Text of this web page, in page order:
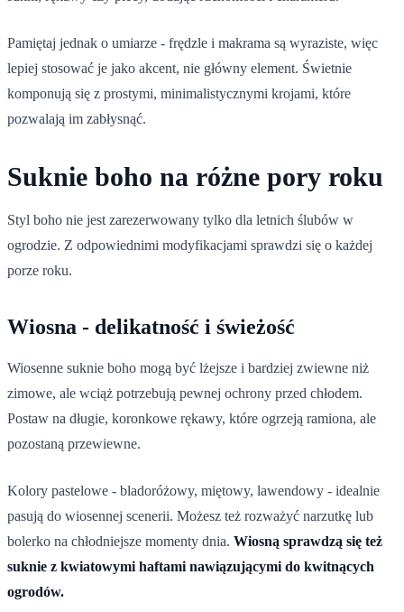
Pamiętaj jednak o umiarze - frędzle i makrama są wyraziste, więc
lepiej stosować je jako akcent, nie główny element. Świetnie
komponują się z prostymi, minimalistycznymi krojami, które
pozwalają im zabłysnąć.
Suknie boho na różne pory roku
Styl boho nie jest zarezerwowany tylko dla letnich ślubów w
ogrodzie. Z odpowiednimi modyfikacjami sprawdzi się o każdej
porze roku.
Wiosna - delikatność i świeżość
Wiosenne suknie boho mogą być lżejsze i bardziej zwiewne niż
zimowe, ale wciąż potrzebują pewnej ochrony przed chłodem.
Postaw na długie, koronkowe rękawy, które ogrzeją ramiona, ale
pozostaną przewiewne.
Kolory pastelowe - bladoróżowy, miętowy, lawendowy - idealnie
pasują do wiosennej scenerii. Możesz też rozważyć narzutkę lub
bolerko na chłodniejsze momenty dnia. Wiosną sprawdzą się też
suknie z kwiatowymi haftami nawiązującymi do kwitnących
ogrodów.